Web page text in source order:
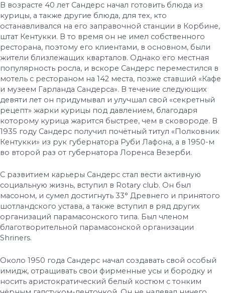
В возрасте 40 лет Сандерс начал готовить блюда из
курицы, а также другие блюда, для тех, кто
останавливался на его заправочной станции в Корбине,
штат Кентукки. В то время он не имел собственного
ресторана, поэтому его клиентами, в основном, были
жители близлежащих кварталов. Однако его местная
популярность росла, и вскоре Сандерс переместился в
мотель с рестораном на 142 места, позже ставший «Кафе
и музеем Гарланда Сандерса». В течение следующих
девяти лет он придумывал и улучшал свой «секретный
рецепт» жарки курицы под давлением, благодаря
которому курица жарится быстрее, чем в сковороде. В
1935 году Сандерс получил почётный титул «Полковник
Кентукки» из рук губернатора Руби Лафона, а в 1950-м
во второй раз от губернатора Лоренса Везерби.
С развитием карьеры Сандерс стал вести активную
социальную жизнь, вступил в Rotary club. Он был
масоном, и сумел достигнуть 33° Древнего и принятого
шотландского устава, а также вступил в ряд других
организаций парамасонского типа. Был членом
благотворительной парамасонской организации
Shriners.
Около 1950 года Сандерс начал создавать свой особый
имидж, отращивать свои фирменные усы и бородку и
носить аристократический белый костюм с тонким